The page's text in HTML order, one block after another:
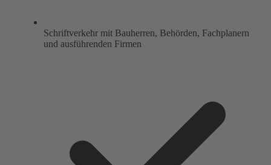
Schriftverkehr mit Bauherren, Behörden, Fachplanern
und ausführenden Firmen